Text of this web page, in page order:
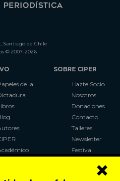
×
Santiago de Chile
© 2007-2026
de la
SOBRE CIPER
Hazte Socio
Nosotros
Donaciones
Contacto
Talleres
Newsletter
Festival